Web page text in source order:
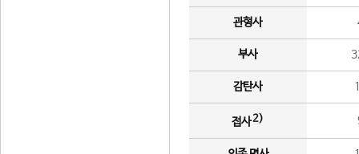
관형사
부사
감탄사
접사2)